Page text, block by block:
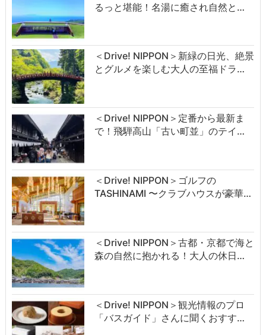
るっと堪能！名湯に癒され自然と…
＜Drive! NIPPON＞新緑の日光、絶景
とグルメを楽しむ大人の至福ドラ…
＜Drive! NIPPON＞定番から最新ま
で！飛騨高山「古い町並」のテイ…
＜Drive! NIPPON＞ゴルフの
TASHINAMI 〜クラブハウスが豪華…
＜Drive! NIPPON＞古都・京都で海と
森の自然に抱かれる！大人の休日…
＜Drive! NIPPON＞観光情報のプロ
「バスガイド」さんに聞くおすす…